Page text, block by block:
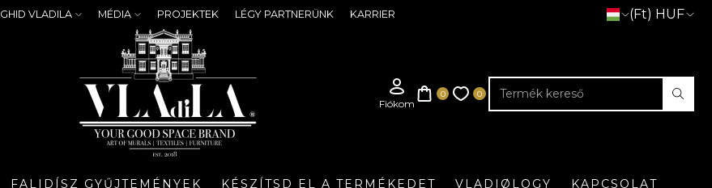
GHID VLADILA MÉDIA PROJEKTEK LÉGY PARTNERÜNK KARRIER (Ft) HUF
FALIDÍSZ GYŰJTEMÉNYEK KÉSZÍTSD EL A TERMÉKEDET VLADIØLOGY KAPCSOLAT